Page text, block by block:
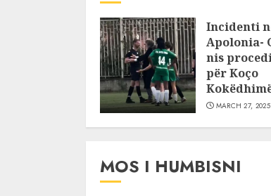
Incidenti
Apolonia-
nis
për Koço
MARCH 27, 2025
MOS I HUMBISNI